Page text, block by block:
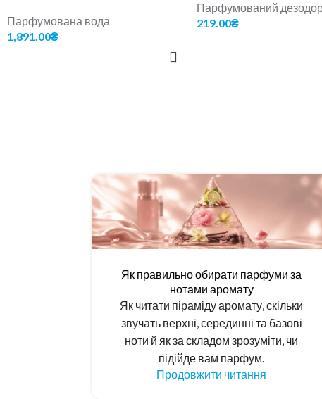
Парфумована вода
1,891.00₴
Парфумований
219.00₴
Як правильно обирати парфуми за
нотами аромату
Як читати піраміду аромату, скільки
звучать верхні, серединні та базові
ноти й як за складом зрозуміти, чи
підійде вам парфум.
Продовжити читання